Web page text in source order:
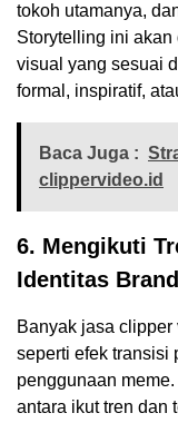
tokoh utamanya,
Storytelling ini
visual yang sesuai
formal, inspiratif,
Baca Juga :
clippervideo.id
6. Mengikuti
Identitas Brand
Banyak jasa
seperti efek transisi
penggunaan
antara ikut tren dan